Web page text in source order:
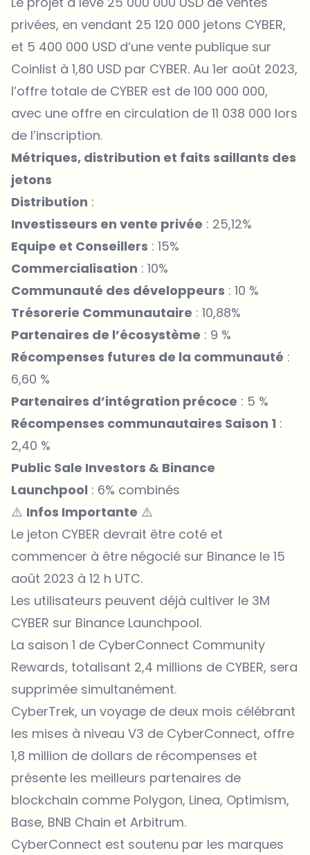
privées, en vendant 25 120 000 jetons CYBER,
et 5 400 000 USD d’une vente publique sur
Coinlist à 1,80 USD par CYBER. Au 1er août 2023,
l’offre totale de CYBER est de 100 000 000,
avec une offre en circulation de 11 038 000 lors
de l’inscription.
Métriques, distribution et faits saillants des
jetons
Distribution :
Investisseurs en vente privée : 25,12%
Equipe et Conseillers : 15%
Commercialisation : 10%
Communauté des développeurs : 10 %
Trésorerie Communautaire : 10,88%
Partenaires de l’écosystème : 9 %
Récompenses futures de la communauté :
6,60 %
Partenaires d’intégration précoce : 5 %
Récompenses communautaires Saison 1 :
2,40 %
Public Sale Investors & Binance
Launchpool : 6% combinés
⚠️ Infos Importante ⚠️
Le jeton CYBER devrait être coté et
commencer à être négocié sur Binance le 15
août 2023 à 12 h UTC.
Les utilisateurs peuvent déjà cultiver le 3M
CYBER sur Binance Launchpool.
La saison 1 de CyberConnect Community
Rewards, totalisant 2,4 millions de CYBER, sera
supprimée simultanément.
CyberTrek, un voyage de deux mois célébrant
les mises à niveau V3 de CyberConnect, offre
1,8 million de dollars de récompenses et
présente les meilleurs partenaires de
blockchain comme Polygon, Linea, Optimism,
Base, BNB Chain et Arbitrum.
CyberConnect est soutenu par les marques